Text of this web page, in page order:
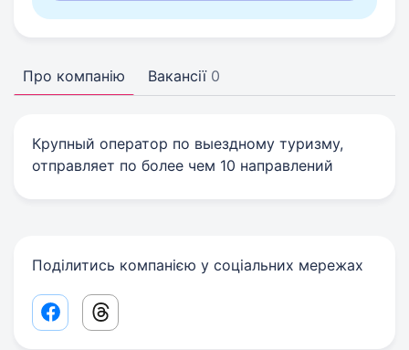
Про компанію Вакансії 0
Крупный оператор по выездному туризму,
отправляет по более чем 10 направлений
Поділитись компанією у соціальних мережах
Facebook share link
Threads share link